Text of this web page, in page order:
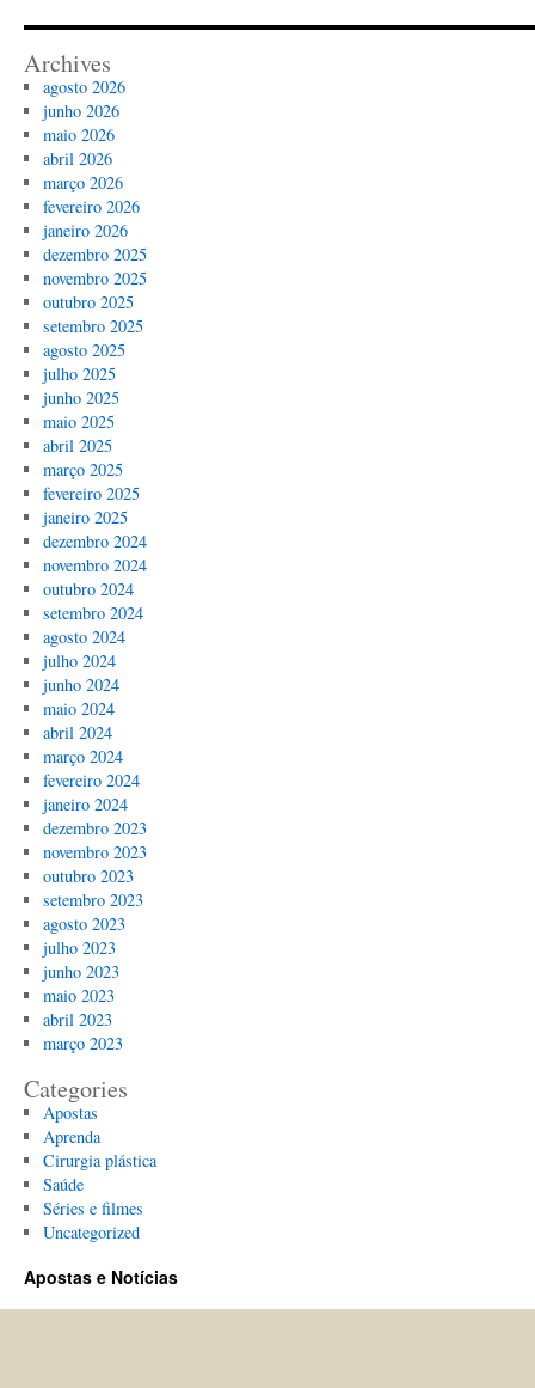
Archives
agosto 2026
junho 2026
maio 2026
abril 2026
março 2026
fevereiro 2026
janeiro 2026
dezembro 2025
novembro 2025
outubro 2025
setembro 2025
agosto 2025
julho 2025
junho 2025
maio 2025
abril 2025
março 2025
fevereiro 2025
janeiro 2025
dezembro 2024
novembro 2024
outubro 2024
setembro 2024
agosto 2024
julho 2024
junho 2024
maio 2024
abril 2024
março 2024
fevereiro 2024
janeiro 2024
dezembro 2023
novembro 2023
outubro 2023
setembro 2023
agosto 2023
julho 2023
junho 2023
maio 2023
abril 2023
março 2023
Categories
Apostas
Aprenda
Cirurgia plástica
Saúde
Séries e filmes
Uncategorized
Apostas e Notícias